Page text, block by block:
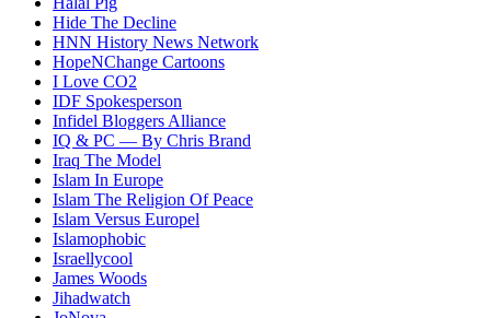
Hide The Decline
HNN History News Network
HopeNChange Cartoons
I Love CO2
IDF Spokesperson
Infidel Bloggers Alliance
IQ & PC — By Chris Brand
Iraq The Model
Islam In Europe
Islam The Religion Of Peace
Islam Versus Europel
Islamophobic
Israellycool
James Woods
Jihadwatch